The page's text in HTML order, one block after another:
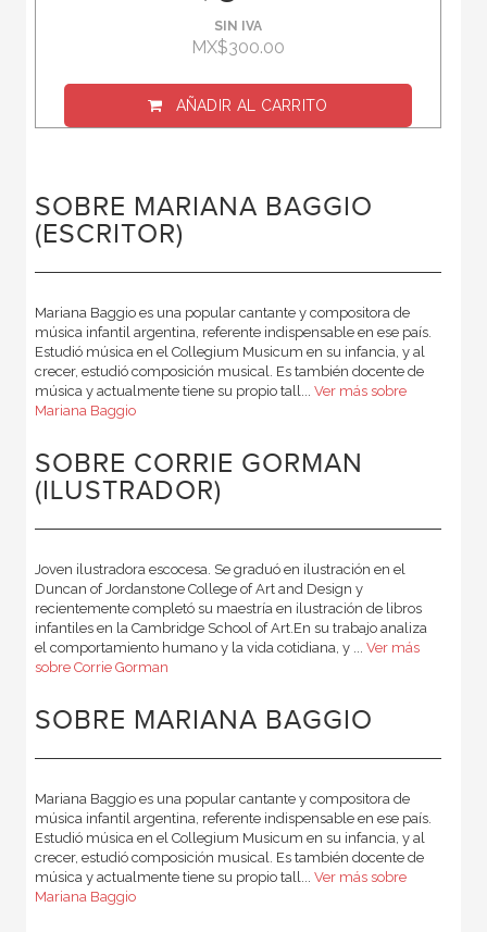
SIN IVA
MX$300.00
AÑADIR AL CARRITO
SOBRE MARIANA BAGGIO
(ESCRITOR)
Mariana Baggio es una popular cantante y compositora de
música infantil argentina, referente indispensable en ese país.
Estudió música en el Collegium Musicum en su infancia, y al
crecer, estudió composición musical. Es también docente de
música y actualmente tiene su propio tall... Ver más sobre
Mariana Baggio
SOBRE CORRIE GORMAN
(ILUSTRADOR)
Joven ilustradora escocesa. Se graduó en ilustración en el
Duncan of Jordanstone College of Art and Design y
recientemente completó su maestría en ilustración de libros
infantiles en la Cambridge School of Art.En su trabajo analiza
el comportamiento humano y la vida cotidiana, y ... Ver más
sobre Corrie Gorman
SOBRE MARIANA BAGGIO
Mariana Baggio es una popular cantante y compositora de
música infantil argentina, referente indispensable en ese país.
Estudió música en el Collegium Musicum en su infancia, y al
crecer, estudió composición musical. Es también docente de
música y actualmente tiene su propio tall... Ver más sobre
Mariana Baggio